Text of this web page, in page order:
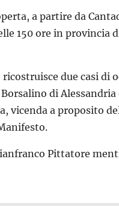
a partire da
150 ore in provincia
due casi di
di
vicenda a proposito
Pittatore